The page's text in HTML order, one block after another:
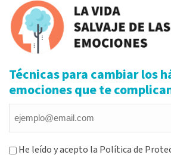
Técnicas para cambiar los
emociones que te
Consentimiento
He leído y acepto la Política de